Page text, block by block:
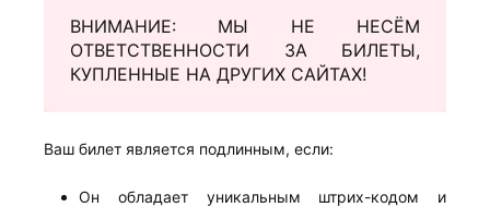
ВНИМАНИЕ: МЫ НЕ НЕСЁМ
ОТВЕТСТВЕННОСТИ ЗА БИЛЕТЫ,
КУПЛЕННЫЕ НА ДРУГИХ САЙТАХ!
Ваш билет является подлинным, если:
Он обладает уникальным штрих-кодом и